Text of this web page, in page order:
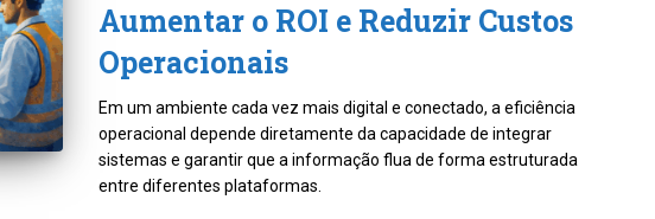
Aumentar o ROI e Reduzir Custos
Operacionais
Em um ambiente cada vez mais digital e conectado, a eficiência
operacional depende diretamente da capacidade de integrar
sistemas e garantir que a informação flua de forma estruturada
entre diferentes plataformas.